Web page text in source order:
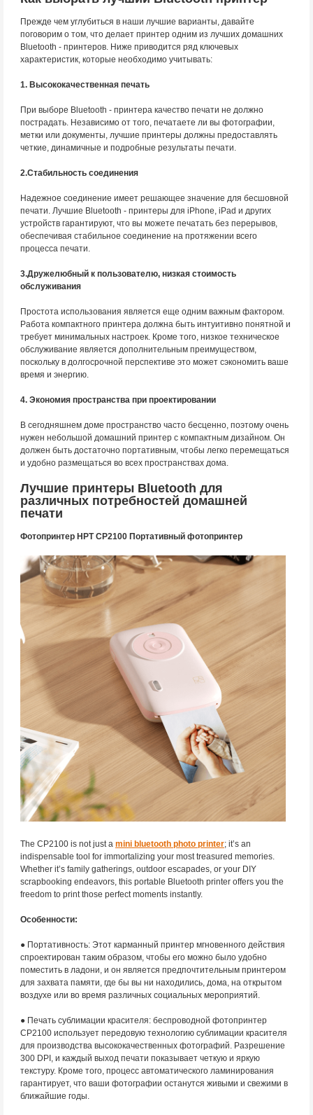
Прежде чем углубиться в наши лучшие варианты, давайте
поговорим о том, что делает принтер одним из лучших домашних
Bluetooth - принтеров. Ниже приводится ряд ключевых
характеристик, которые необходимо учитывать:
1. Высококачественная печать
При выборе Bluetooth - принтера качество печати не должно
пострадать. Независимо от того, печатаете ли вы фотографии,
метки или документы, лучшие принтеры должны предоставлять
четкие, динамичные и подробные результаты печати.
2.Стабильность соединения
Надежное соединение имеет решающее значение для бесшовной
печати. Лучшие Bluetooth - принтеры для iPhone, iPad и других
устройств гарантируют, что вы можете печатать без перерывов,
обеспечивая стабильное соединение на протяжении всего
процесса печати.
3.Дружелюбный к пользователю, низкая стоимость
обслуживания
Простота использования является еще одним важным фактором.
Работа компактного принтера должна быть интуитивно понятной и
требует минимальных настроек. Кроме того, низкое техническое
обслуживание является дополнительным преимуществом,
поскольку в долгосрочной перспективе это может сэкономить ваше
время и энергию.
4. Экономия пространства при проектировании
В сегодняшнем доме пространство часто бесценно, поэтому очень
нужен небольшой домашний принтер с компактным дизайном. Он
должен быть достаточно портативным, чтобы легко перемещаться
и удобно размещаться во всех пространствах дома.
Лучшие принтеры Bluetooth для
различных потребностей домашней
печати
Фотопринтер HPT CP2100 Портативный фотопринтер
The CP2100 is not just a mini bluetooth photo printer; it’s an
indispensable tool for immortalizing your most treasured memories.
Whether it’s family gatherings, outdoor escapades, or your DIY
scrapbooking endeavors, this portable Bluetooth printer offers you the
freedom to print those perfect moments instantly.
Особенности:
● Портативность: Этот карманный принтер мгновенного действия
спроектирован таким образом, чтобы его можно было удобно
поместить в ладони, и он является предпочтительным принтером
для захвата памяти, где бы вы ни находились, дома, на открытом
воздухе или во время различных социальных мероприятий.
● Печать сублимации красителя: беспроводной фотопринтер
CP2100 использует передовую технологию сублимации красителя
для производства высококачественных фотографий. Разрешение
300 DPI, и каждый выход печати показывает четкую и яркую
текстуру. Кроме того, процесс автоматического ламинирования
гарантирует, что ваши фотографии останутся живыми и свежими в
ближайшие годы.